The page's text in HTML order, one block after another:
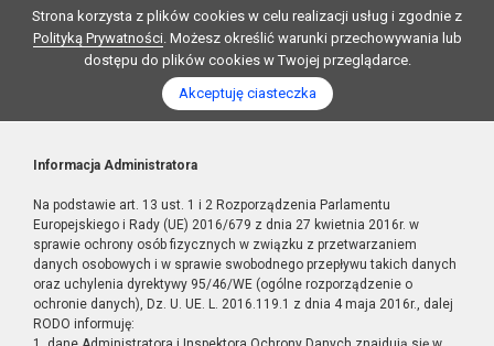
Strona korzysta z plików cookies w celu realizacji usług i zgodnie z
Polityką Prywatności. Możesz określić warunki przechowywania lub
dostępu do plików cookies w Twojej przeglądarce.
Akceptuję ciasteczka
Informacja Administratora
Na podstawie art. 13 ust. 1 i 2 Rozporządzenia Parlamentu
Europejskiego i Rady (UE) 2016/679 z dnia 27 kwietnia 2016r. w
sprawie ochrony osób fizycznych w związku z przetwarzaniem
danych osobowych i w sprawie swobodnego przepływu takich danych
oraz uchylenia dyrektywy 95/46/WE (ogólne rozporządzenie o
ochronie danych), Dz. U. UE. L. 2016.119.1 z dnia 4 maja 2016r., dalej
RODO informuję: